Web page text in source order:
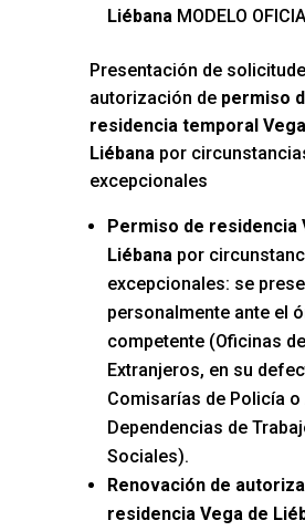
LiébanaMODELO
Presentación de
autorización depermiso
residencia temporal
Liébana por
excepcionales
Permiso de residencia
Liébanapor
excepcionales: se
personalmente ante el
competente (Oficinas de
Extranjeros, en su
Comisarías de Policía o
Dependencias de
Sociales).
Renovación de
residencia Vega de